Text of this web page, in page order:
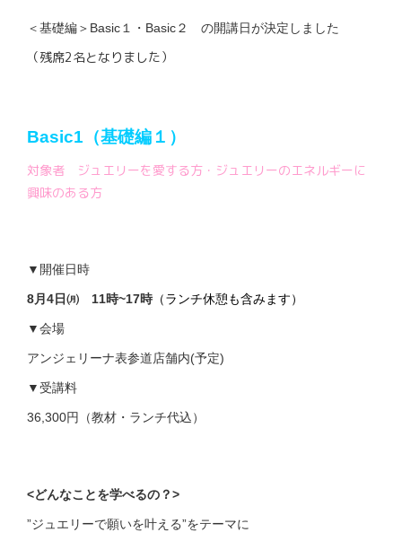
＜基礎編＞Basic１・Basic２ の開講日が決定しました
（残席2名となりました）
Basic1 （基礎編１）
対象者 ジュエリーを愛する方・ジュエリーのエネルギーに
興味のある方
▼開催日時
8月4日㈪ 11時~17時 （ランチ休憩も含みます）
▼会場
アンジェリーナ表参道店舗内(予定)
▼受講料
36,300円（教材・ランチ代込）
<どんなことを学べるの？>
”ジュエリーで願いを叶える”をテーマに